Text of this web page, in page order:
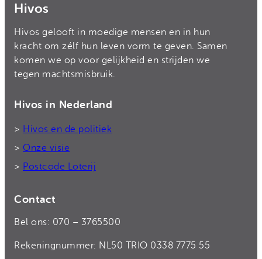
Hivos
Hivos gelooft in moedige mensen en in hun
kracht om zélf hun leven vorm te geven. Samen
komen we op voor gelijkheid en strijden we
tegen machtsmisbruik.
Hivos in Nederland
> Hivos en de politiek
> Onze visie
> Postcode Loterij
Contact
Bel ons: 070 – 3765500
Rekeningnummer: NL50 TRIO 0338 7775 55